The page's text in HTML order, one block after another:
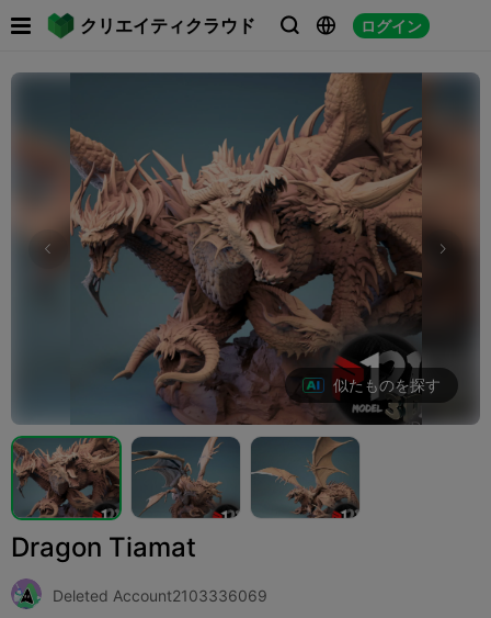
クリエイティクラウド   ログイン
 
似たものを探す
Dragon Tiamat
Deleted Account2103336069